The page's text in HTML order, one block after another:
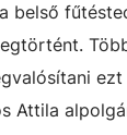
belső
ezt
Attila